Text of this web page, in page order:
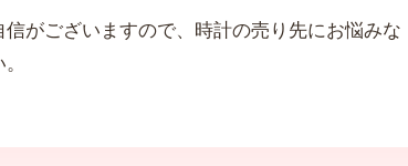
がございますので、時計の売り先にお悩みな